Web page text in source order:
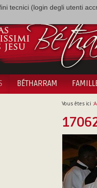
tecnici (login degli utenti
BÉTHARRAM
Vous êtes ici :